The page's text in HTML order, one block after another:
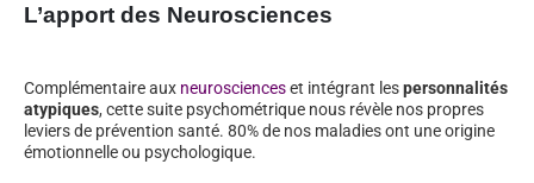
L’apport des Neurosciences
Complémentaire aux neuroscienceset intégrant lespersonnalités
atypiques, cette suite psychométrique nous révèle nos propres
leviers de prévention santé. 80% de nos maladies ont une origine
émotionnelle ou psychologique.